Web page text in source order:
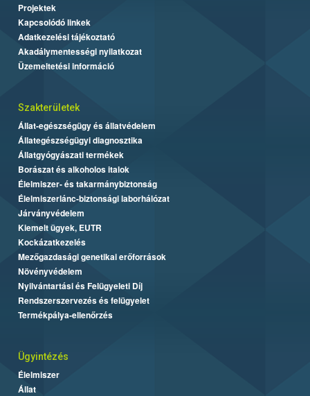
Projektek
Kapcsolódó linkek
Adatkezelési tájékoztató
Akadálymentességi nyilatkozat
Üzemeltetési információ
Szakterületek
Állat-egészségügy és állatvédelem
Állategészségügyi diagnosztika
Állatgyógyászati termékek
Borászat és alkoholos italok
Élelmiszer- és takarmánybiztonság
Élelmiszerlánc-biztonsági laborhálózat
Járványvédelem
Kiemelt ügyek, EUTR
Kockázatkezelés
Mezőgazdasági genetikai erőforrások
Növényvédelem
Nyilvántartási és Felügyeleti Díj
Rendszerszervezés és felügyelet
Termékpálya-ellenőrzés
Ügyintézés
Élelmiszer
Állat